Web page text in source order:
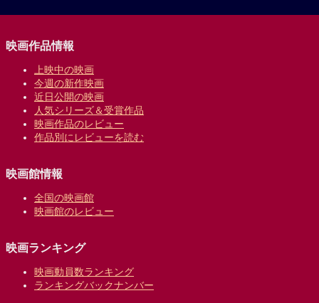
映画作品情報
上映中の映画
今週の新作映画
近日公開の映画
人気シリーズ＆受賞作品
映画作品のレビュー
作品別にレビューを読む
映画館情報
全国の映画館
映画館のレビュー
映画ランキング
映画動員数ランキング
ランキングバックナンバー